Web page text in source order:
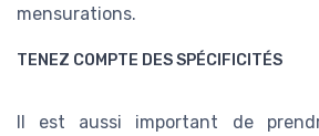
mensurations.
TENEZ COMPTE DES SPÉCIFICITÉS
Il est aussi important de